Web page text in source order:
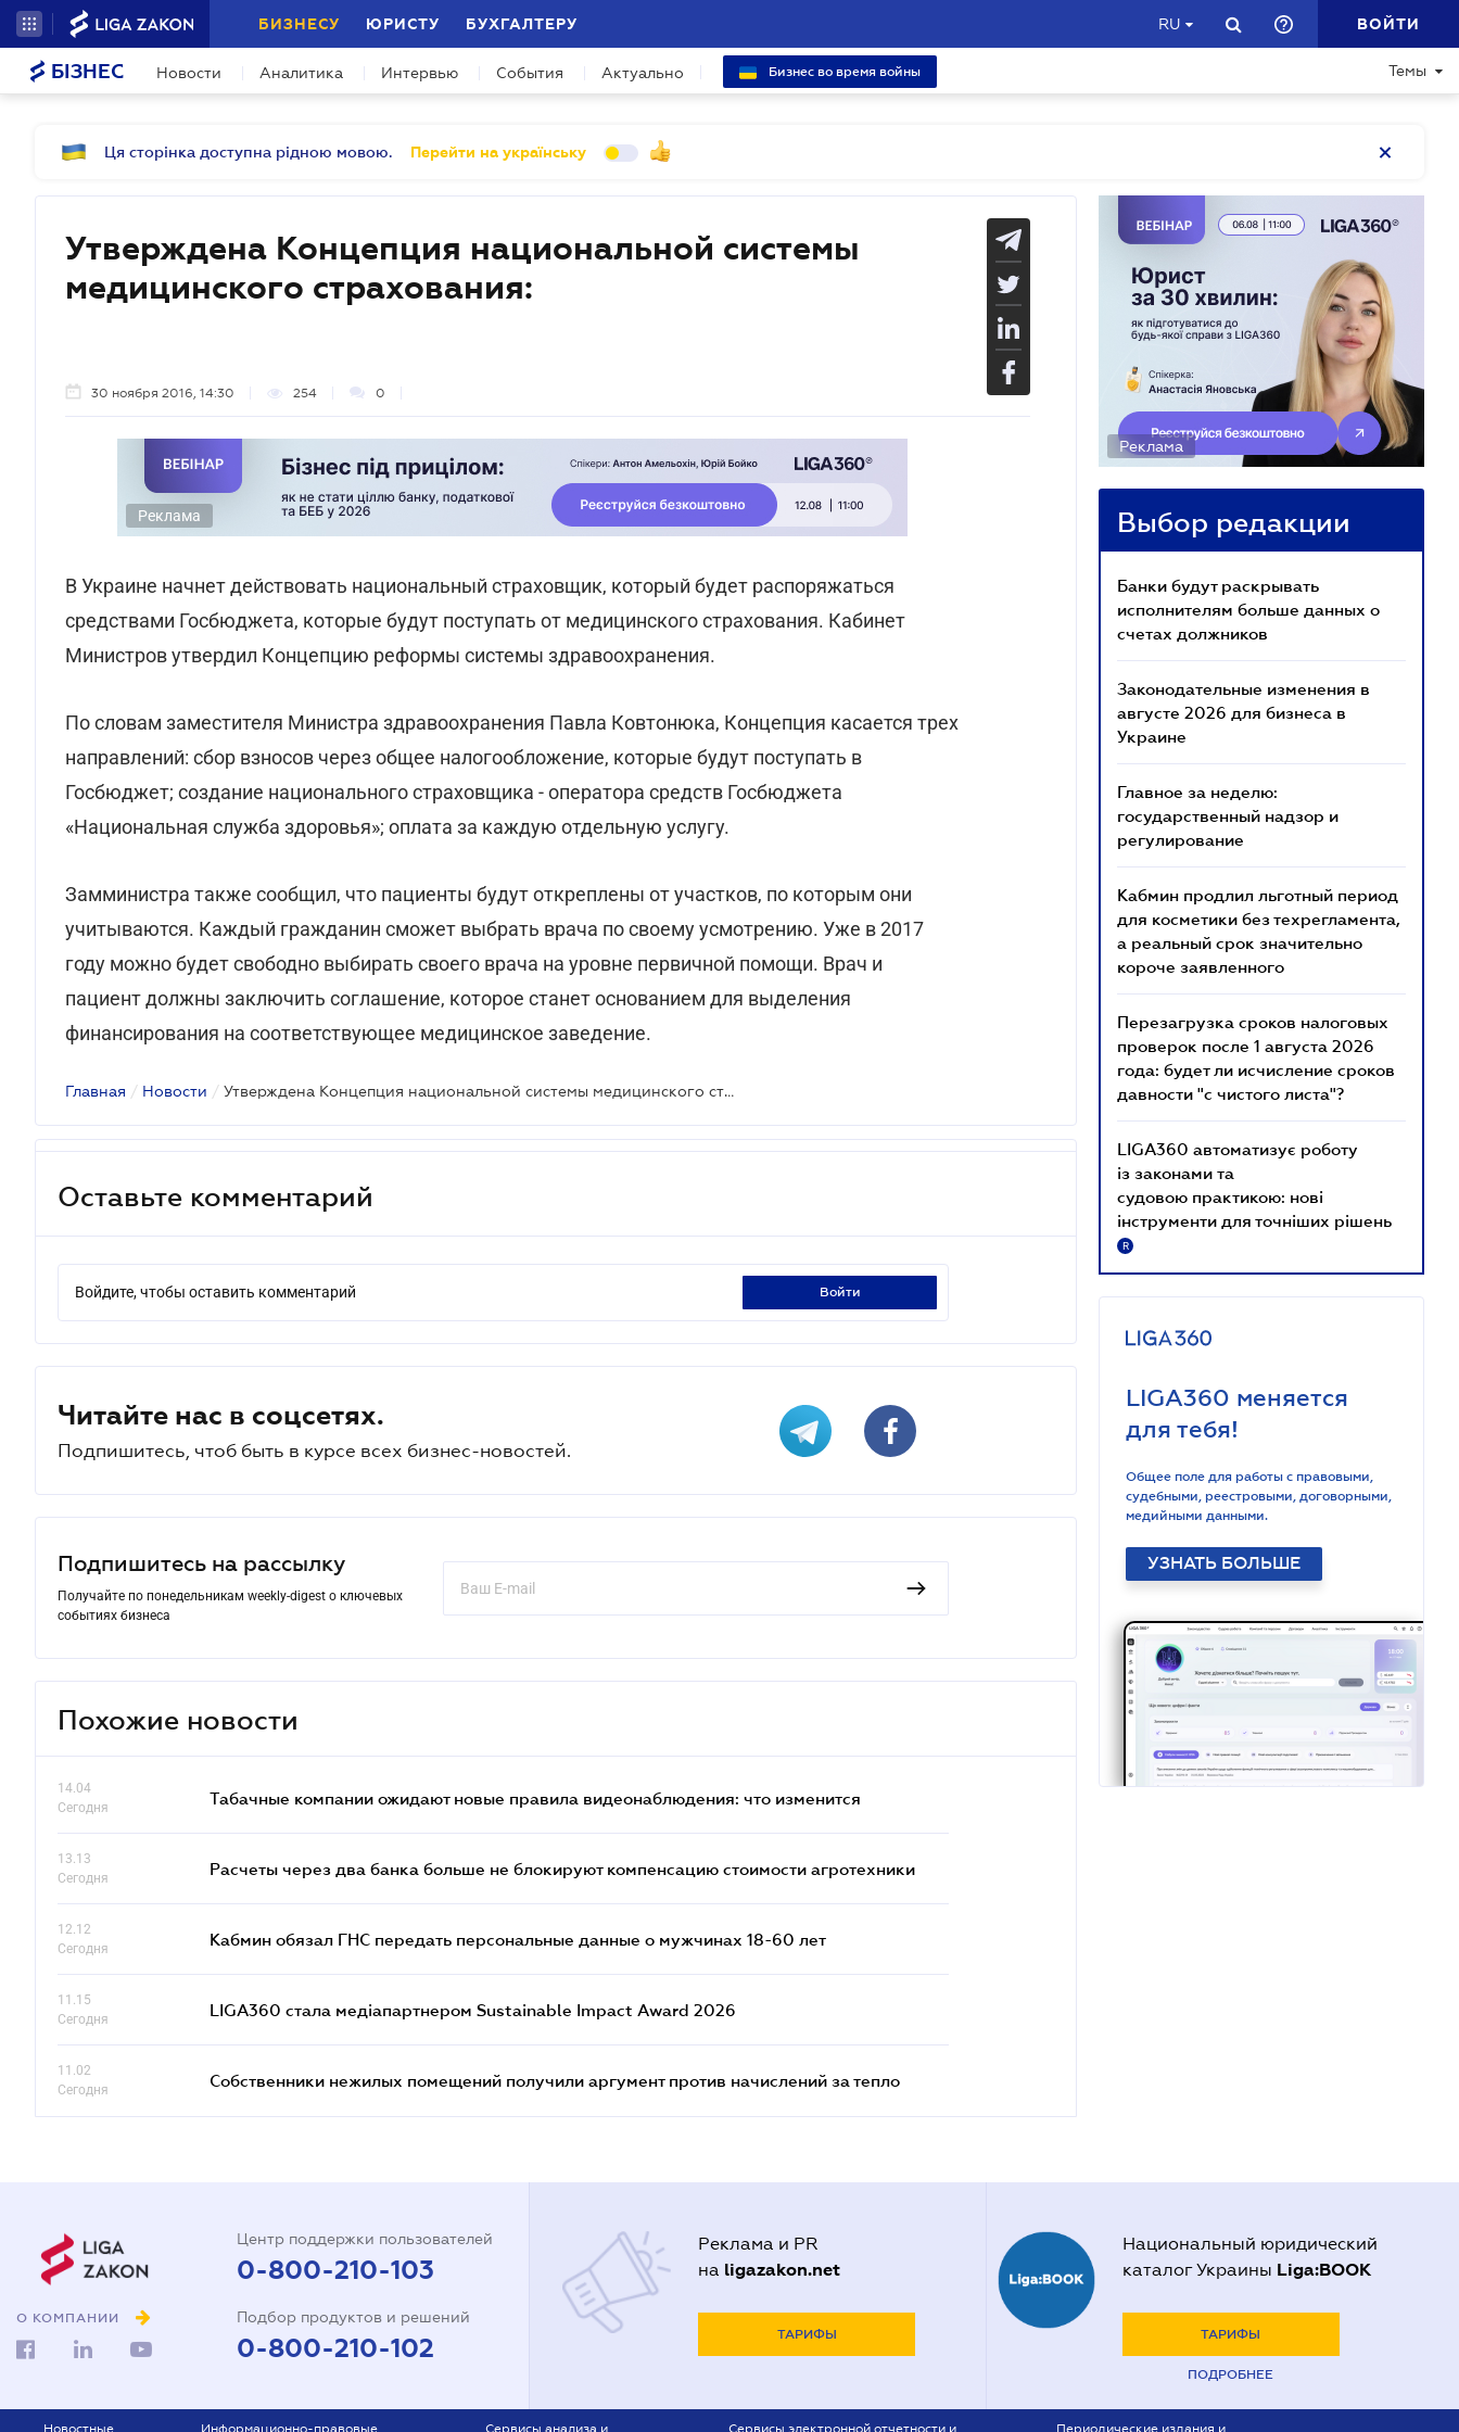
БИЗНЕСУ ЮРИСТУ БУХГАЛТЕРУ RU ВОЙТИ
БІЗНЕС Новости Аналитика Интервью События Актуально Бизнес во время войны Темы
Ця сторінка доступна рідною мовою. Перейти на українську
Утверждена Концепция национальной системы
медицинского страхования:
30 ноября 2016, 14:30 254 0
Реклама
В Украине начнет действовать национальный страховщик, который будет распоряжаться
средствами Госбюджета, которые будут поступать от медицинского страхования. Кабинет
Министров утвердил Концепцию реформы системы здравоохранения.
По словам заместителя Министра здравоохранения Павла Ковтонюка, Концепция касается трех
направлений: сбор взносов через общее налогообложение, которые будут поступать в
Госбюджет; создание национального страховщика - оператора средств Госбюджета
«Национальная служба здоровья»; оплата за каждую отдельную услугу.
Замминистра также сообщил, что пациенты будут откреплены от участков, по которым они
учитываются. Каждый гражданин сможет выбрать врача по своему усмотрению. Уже в 2017
году можно будет свободно выбирать своего врача на уровне первичной помощи. Врач и
пациент должны заключить соглашение, которое станет основанием для выделения
финансирования на соответствующее медицинское заведение.
Главная / Новости / Утверждена Концепция национальной системы медицинского страхования:
Оставьте комментарий
Войдите, чтобы оставить комментарий войти
Читайте нас в соцсетях.
Подпишитесь, чтоб быть в курсе всех бизнес-новостей.
Подпишитесь на рассылку
Получайте по понедельникам weekly-digest о ключевых
событиях бизнеса
Похожие новости
14.04
Сегодня
Табачные компании ожидают новые правила видеонаблюдения: что изменится
13.13
Сегодня
Расчеты через два банка больше не блокируют компенсацию стоимости агротехники
12.12
Сегодня
Кабмин обязал ГНС передать персональные данные о мужчинах 18-60 лет
11.15
Сегодня
LIGA360 стала медіапартнером Sustainable Impact Award 2026
11.02
Сегодня
Собственники нежилых помещений получили аргумент против начислений за тепло
Реклама
Выбор редакции
Банки будут раскрывать
исполнителям больше данных о
счетах должников
Законодательные изменения в
августе 2026 для бизнеса в
Украине
Главное за неделю:
государственный надзор и
регулирование
Кабмин продлил льготный период
для косметики без техрегламента,
а реальный срок значительно
короче заявленного
Перезагрузка сроков налоговых
проверок после 1 августа 2026
года: будет ли исчисление сроков
давности "с чистого листа"?
LIGA360 автоматизує роботу
із законами та
судовою практикою: нові
інструменти для точніших рішень
R
LIGA360 меняется
для тебя!
Общее поле для работы с правовыми,
судебными, реестровыми, договорными,
медийными данными.
УЗНАТЬ БОЛЬШЕ
О КОМПАНИИ
Центр поддержки пользователей
0-800-210-103
Подбор продуктов и решений
0-800-210-102
Реклама и PR
на ligazakon.net
ТАРИФЫ
Национальный юридический
каталог Украины Liga:BOOK
ТАРИФЫ
ПОДРОБНЕЕ
Новостные Информационно-правовые Сервисы анализа и Сервисы электронной отчетности и Периодические издания и